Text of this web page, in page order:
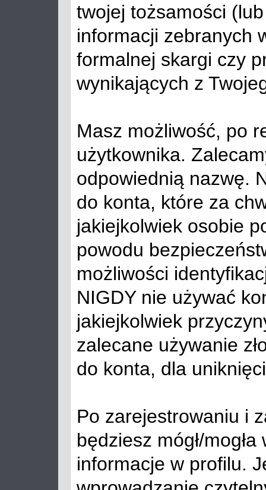
twojej tożsamości
informacji zebranych
formalnej skargi czy
wynikających z
Masz możliwość, po
użytkownika.
odpowiednią nazwę.
do konta, które za
jakiejkolwiek osobie
powodu
możliwości
NIGDY nie używać
jakiejkolwiek
zalecane używanie
do konta, dla
Po zarejestrowaniu i
będziesz mógł/mogła
informacje w profilu.